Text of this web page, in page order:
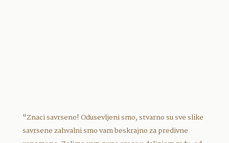
"Znaci savrseno! Odusevljeni smo, stvarno su sve slike
savrsene zahvalni smo vam beskrajno za predivne